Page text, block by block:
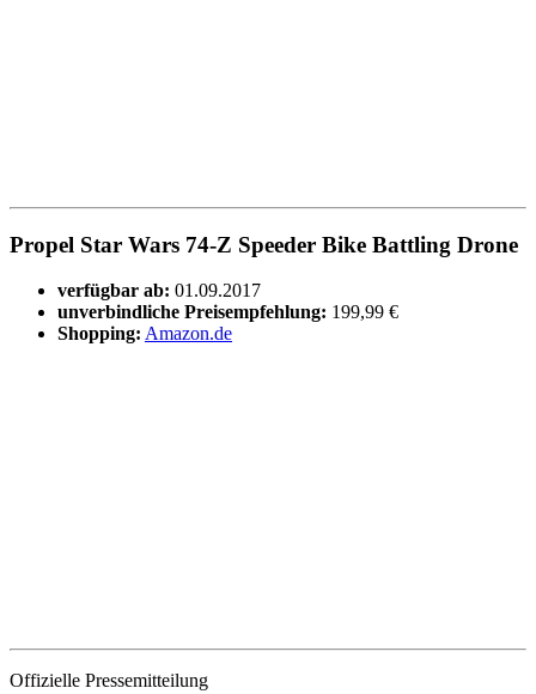
Propel Star Wars 74-Z Speeder Bike Battling Drone
verfügbar ab: 01.09.2017
unverbindliche Preisempfehlung: 199,99 €
Shopping: Amazon.de
Offizielle Pressemitteilung